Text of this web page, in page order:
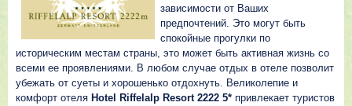
зависимости от Ваших
предпочтений. Это могут быть
спокойные прогулки по
историческим местам страны, это может быть активная жизнь со
всеми ее проявлениями. В любом случае отдых в отеле позволит
убежать от суеты и хорошенько отдохнуть. Великолепие и
комфорт отеля Hotel Riffelalp Resort 2222 5* привлекает туристов